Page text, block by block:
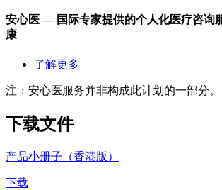
安心医— 国际专家提供的个人化医疗咨询
康
了解更多
注：安心医服务并非构成此计划的一部分。
下载文件
产品小册子（香港版）
下载